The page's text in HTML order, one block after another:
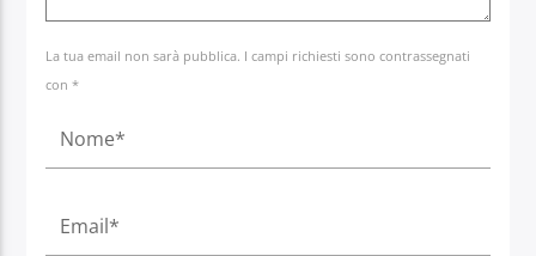
La tua email non sarà pubblica. I campi richiesti sono contrassegnati
con *